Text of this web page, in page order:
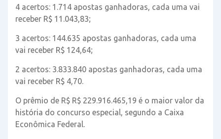
4 acertos: 1.714 apostas ganhadoras, cada uma vai
receber R$ 11.043,83;
3 acertos: 144.635 apostas ganhadoras, cada uma
vai receber R$ 124,64;
2 acertos: 3.833.840 apostas ganhadoras, cada uma
vai receber R$ 4,70.
O prêmio de R$ R$ 229.916.465,19 é o maior valor da
história do concurso especial, segundo a Caixa
Econômica Federal.